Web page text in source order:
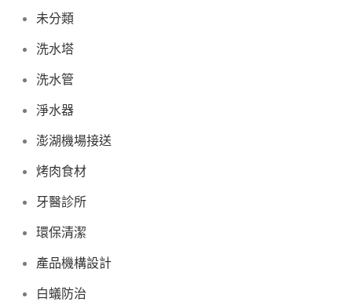
未分類
洗水塔
洗水管
淨水器
澎湖機場接送
烤肉食材
牙醫診所
環保清潔
產品機構設計
白蟻防治